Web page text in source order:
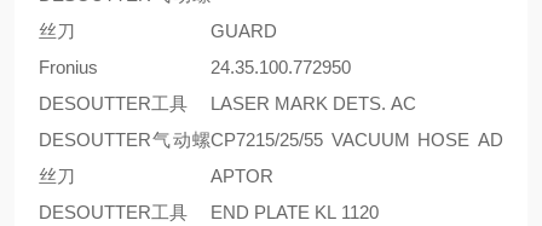
丝刀
GUARD
Fronius
24.35.100.772950
DESOUTTER工具
LASER MARK DETS. AC
DESOUTTER气动螺
丝刀
CP7215/25/55 VACUUM HOSE AD
APTOR
DESOUTTER工具
END PLATE KL 1120